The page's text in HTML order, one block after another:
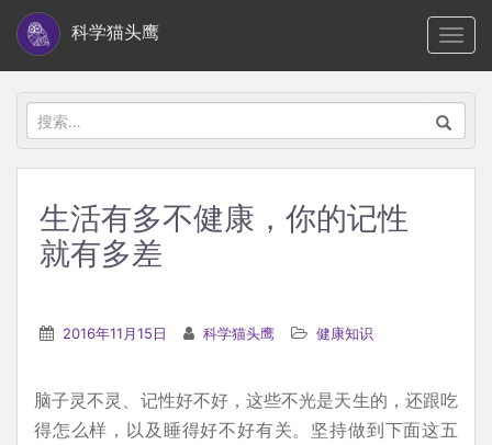
i
科学猫头鹰
搜
索：
生活有多不健康，你的记性
就有多差
2016年11月15日 科学猫头鹰 健康知识
脑子灵不灵、记性好不好，这些不光是天生的，还跟吃
得怎么样，以及睡得好不好有关。坚持做到下面这五